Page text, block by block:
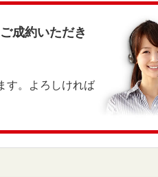
成約いただき
す。よろしければ